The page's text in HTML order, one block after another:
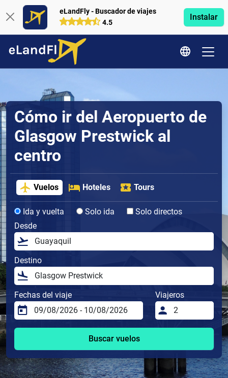
eLandFly - Buscador de viajes
4.5
Instalar
Cómo ir del Aeropuerto de
Glasgow Prestwick al
centro
Vuelos Hoteles Tours
Ida y vuelta Solo ida
Solo directos
Desde
Destino
Fechas del viaje Viajeros
Buscar vuelos